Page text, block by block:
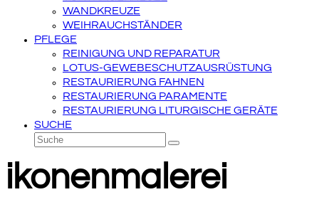
WANDKREUZE
WEIHRAUCHSTÄNDER
PFLEGE
REINIGUNG UND REPARATUR
LOTUS-GEWEBESCHUTZAUSRÜSTUNG
RESTAURIERUNG FAHNEN
RESTAURIERUNG PARAMENTE
RESTAURIERUNG LITURGISCHE GERÄTE
SUCHE
Suche
Senden
ikonenmalerei